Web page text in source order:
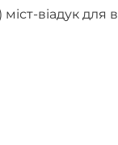
віадук для